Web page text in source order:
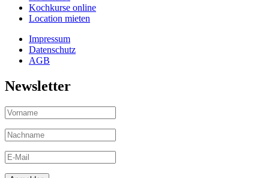
Kochkurse online
Location mieten
Impressum
Datenschutz
AGB
Newsletter